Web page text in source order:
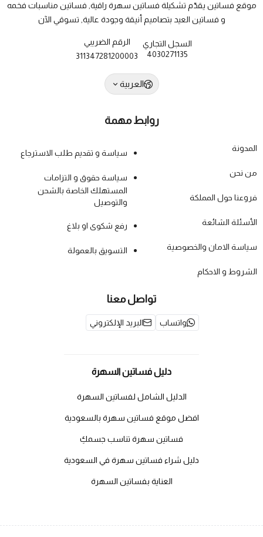
موقع فساتين يقدّم تشكيلة فساتين سهرة راقية, فساتين مناسبات فخمه
و فساتين العيد بتصاميم أنيقة وجودة عالية, تسوقي الآن
السجل التجاري
4030271135
الرقم الضريبي
311347281200003
العربية
روابط مهمة
المدونة
من نحن
فروعنا حول المملكة
الأسئلة الشائعة
سياسة الامان والخصوصية
الشروط و الاحكام
سياسة و تقديم طلب الاسترجاع
سياسة حقوق و التزامات
المستهلك الخاصة بالشحن
والتوصيل
رفع شكوى او بلاغ
التسويق بالعمولة
تواصل معنا
واتساب البريد الإلكتروني
دليل فساتين السهرة
الدليل الشامل لفساتين السهرة
افضل موقع فساتين سهرة بالسعودية
فساتين سهرة تناسب جسمكِ
دليل شراء فساتين سهرة في السعودية
العناية بفساتين السهرة